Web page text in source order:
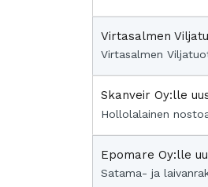
Virtasalmen
Virtasalmen
Skanveir Oy:lle
Hollolalainen
Epomare Oy:lle
Satama- ja